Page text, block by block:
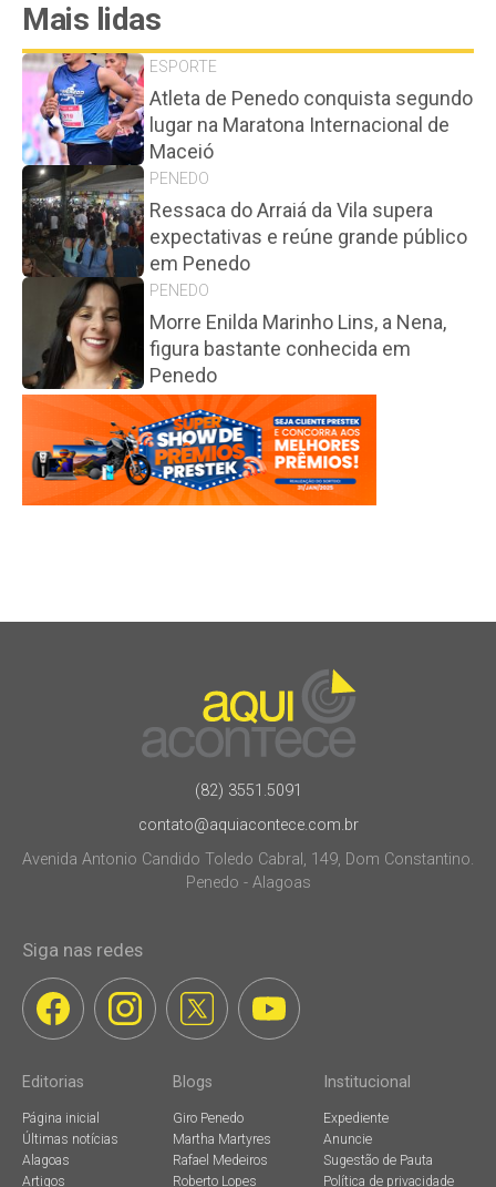
Mais lidas
ESPORTE
Atleta de Penedo conquista segundo
lugar na Maratona Internacional de
Maceió
PENEDO
Ressaca do Arraiá da Vila supera
expectativas e reúne grande público
em Penedo
PENEDO
Morre Enilda Marinho Lins, a Nena,
figura bastante conhecida em
Penedo
(82) 3551.5091
contato@aquiacontece.com.br
Avenida Antonio Candido Toledo Cabral, 149, Dom Constantino.
Penedo - Alagoas
Siga nas redes
Editorias
Página inicial
Últimas notícias
Alagoas
Artigos
Blogs
Giro Penedo
Martha Martyres
Rafael Medeiros
Roberto Lopes
Institucional
Expediente
Anuncie
Sugestão de Pauta
Política de privacidade